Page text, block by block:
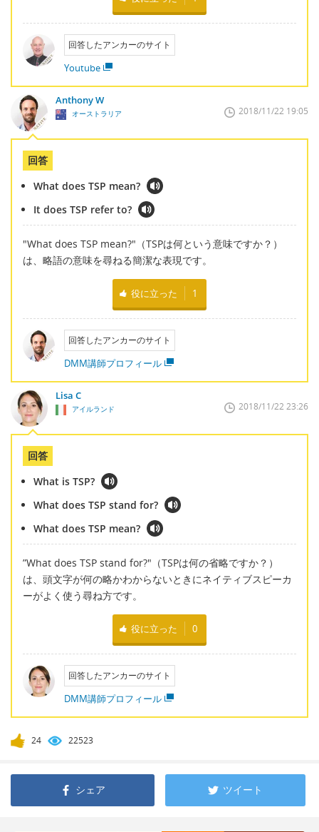
回答したアンカーのサイト
Youtube
Anthony W
オーストラリア 2018/11/22 19:05
回答
What does TSP mean?
It does TSP refer to?
"What does TSP mean?"（TSPは何という意味ですか？）
は、略語の意味を尋ねる簡潔な表現です。
役に立った 1
回答したアンカーのサイト
DMM講師プロフィール
Lisa C
アイルランド 2018/11/22 23:26
回答
What is TSP?
What does TSP stand for?
What does TSP mean?
”What does TSP stand for?"（TSPは何の省略ですか？）
は、頭文字が何の略かわからないときにネイティブスピーカ
ーがよく使う尋ね方です。
役に立った 0
回答したアンカーのサイト
DMM講師プロフィール
24 22523
シェア ツイート